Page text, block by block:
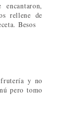
encantaron,
rellene de
Besos
y no
pero tomo